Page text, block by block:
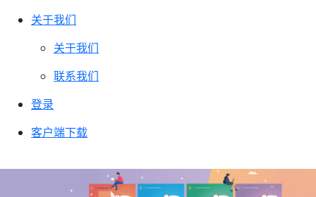
关于我们
关于我们
联系我们
登录
客户端下载